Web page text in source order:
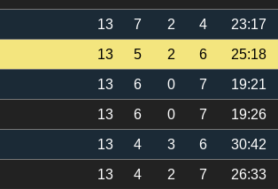
13 7 2 4 23:17
13 5 2 6 25:18
13 6 0 7 19:21
13 6 0 7 19:26
13 4 3 6 30:42
13 4 2 7 26:33